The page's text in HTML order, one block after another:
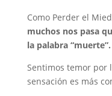
Como Perder el
muchos nos pasa
la palabra “muerte”.
Sentimos temor por
sensación es más